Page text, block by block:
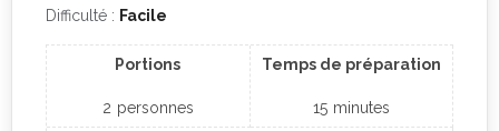
Difficulté : Facile
Portions
2 personnes
Temps de préparation
15 minutes